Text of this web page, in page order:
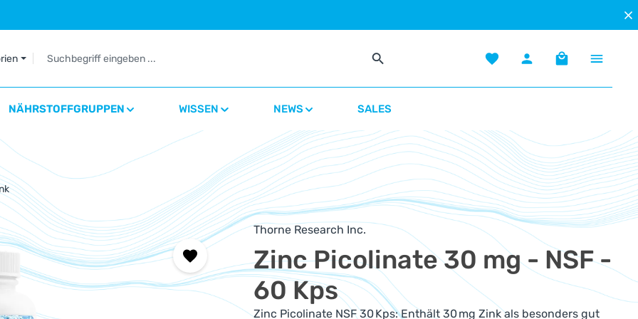
Du hast 0 Produkte auf dem
Warenkorb
NÄHRSTOFFGRUPPEN WISSEN NEWS SALES
Thorne Research Inc.
Zinc Picolinate 30 mg - NSF -
60 Kps
Zinc Picolinate NSF 30 Kps: Enthält 30 mg Zink als besonders gut